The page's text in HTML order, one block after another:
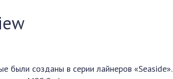
были созданы в серии лайнеров «Seaside».